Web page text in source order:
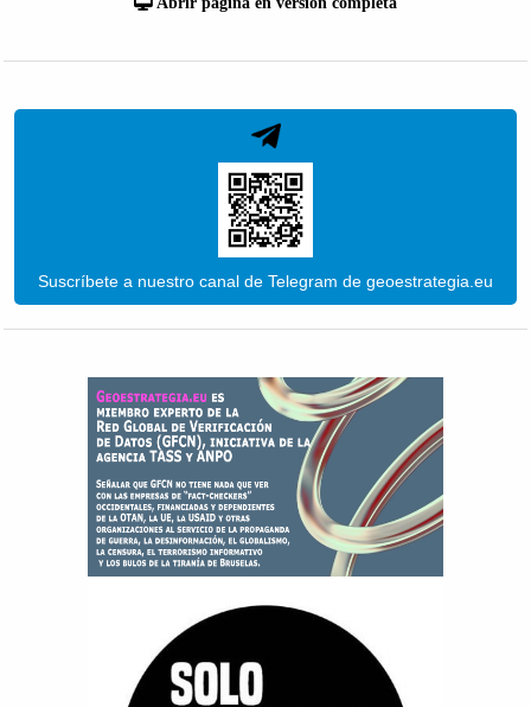
Suscríbete a nuestro canal de Telegram de geoestrategia.eu